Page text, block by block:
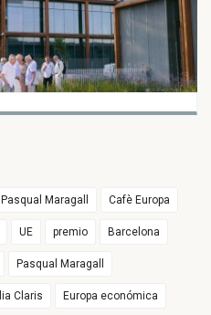
Maragall Cafè Europa
UE premio Barcelona
Pasqual Maragall
Claris Europa económica